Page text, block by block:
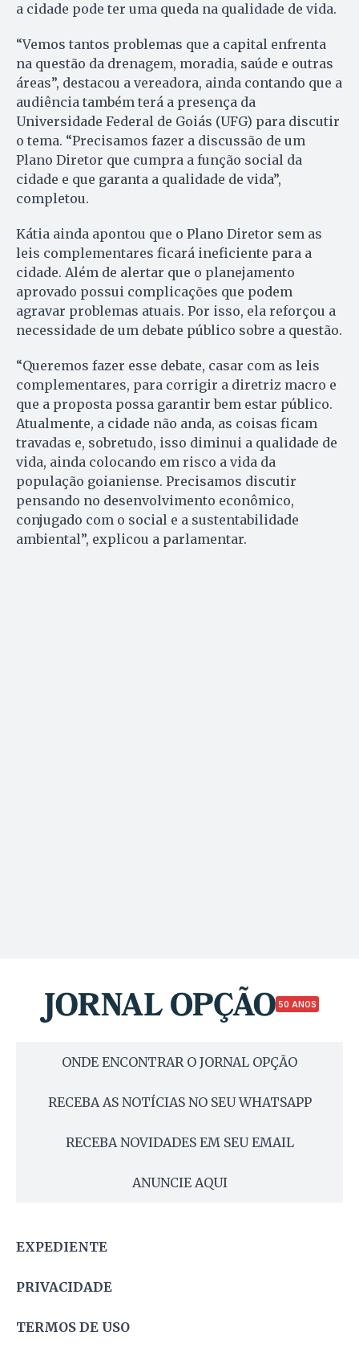
a cidade pode ter uma queda na qualidade de vida.
“Vemos tantos problemas que a capital enfrenta
na questão da drenagem, moradia, saúde e outras
áreas”, destacou a vereadora, ainda contando que a
audiência também terá a presença da
Universidade Federal de Goiás (UFG) para discutir
o tema. “Precisamos fazer a discussão de um
Plano Diretor que cumpra a função social da
cidade e que garanta a qualidade de vida”,
completou.
Kátia ainda apontou que o Plano Diretor sem as
leis complementares ficará ineficiente para a
cidade. Além de alertar que o planejamento
aprovado possui complicações que podem
agravar problemas atuais. Por isso, ela reforçou a
necessidade de um debate público sobre a questão.
“Queremos fazer esse debate, casar com as leis
complementares, para corrigir a diretriz macro e
que a proposta possa garantir bem estar público.
Atualmente, a cidade não anda, as coisas ficam
travadas e, sobretudo, isso diminui a qualidade de
vida, ainda colocando em risco a vida da
população goianiense. Precisamos discutir
pensando no desenvolvimento econômico,
conjugado com o social e a sustentabilidade
ambiental”, explicou a parlamentar.
50 ANOS
ONDE ENCONTRAR O JORNAL OPÇÃO
RECEBA AS NOTÍCIAS NO SEU WHATSAPP
RECEBA NOVIDADES EM SEU EMAIL
ANUNCIE AQUI
EXPEDIENTE
PRIVACIDADE
TERMOS DE USO